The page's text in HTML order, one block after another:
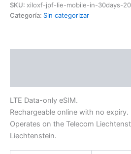
SKU: xiloxf-jpf-lie-mobile-in-30days-
Categoría: Sin categorizar
LTE Data-only eSIM.
Rechargeable online with no expiry.
Operates on the Telecom
Liechtenstein.